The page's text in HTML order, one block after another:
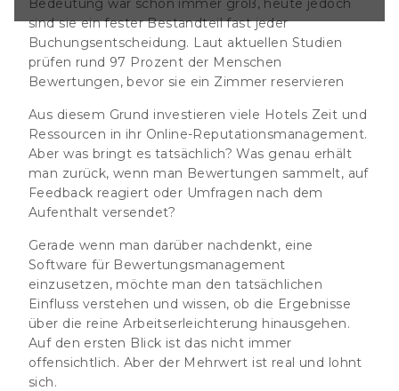
Einfluss
die Ergebnisse
Blick ist das
Aber der
sich. Hinweis :
Bereich Online-
Besonders
der richtigen
Bedeutung war schon immer groß, heute jedoch
sind sie ein fester Bestandteil fast jeder
Buchungsentscheidung. Laut aktuellen Studien
prüfen rund 97 Prozent der Menschen
Bewertungen, bevor sie ein Zimmer reservieren
Aus diesem Grund investieren viele Hotels Zeit und
Ressourcen in ihr Online-Reputationsmanagement.
Aber was bringt es tatsächlich? Was genau erhält
man zurück, wenn man Bewertungen sammelt, auf
Feedback reagiert oder Umfragen nach dem
Aufenthalt versendet?
Gerade wenn man darüber nachdenkt, eine
Software für Bewertungsmanagement
einzusetzen, möchte man den tatsächlichen
Einfluss verstehen und wissen, ob die Ergebnisse
über die reine Arbeitserleichterung hinausgehen.
Auf den ersten Blick ist das nicht immer
offensichtlich. Aber der Mehrwert ist real und lohnt
sich.